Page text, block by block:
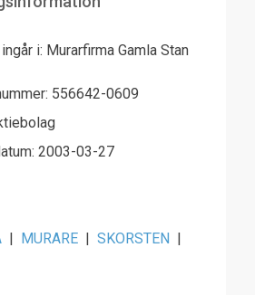
i: Murarfirma Gamla Stan
556642-0609
2003-03-27
| MURARE | SKORSTEN |